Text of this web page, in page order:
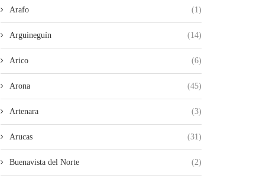
Arafo (1)
Arguineguín (14)
Arico (6)
Arona (45)
Artenara (3)
Arucas (31)
Buenavista del Norte (2)